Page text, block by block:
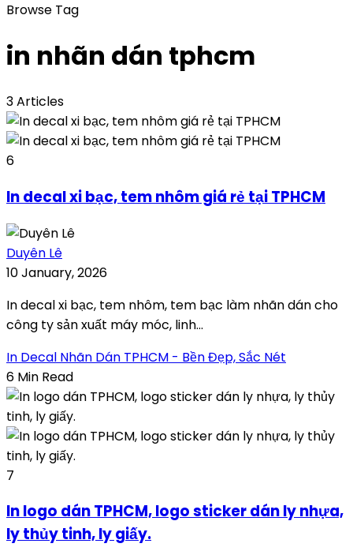
Browse Tag
in nhãn dán tphcm
3 Articles
6
In decal xi bạc, tem nhôm giá rẻ tại TPHCM
Duyên Lê
10 January, 2026
In decal xi bạc, tem nhôm, tem bạc làm nhãn dán cho
công ty sản xuất máy móc, linh...
In Decal Nhãn Dán TPHCM - Bền Đẹp, Sắc Nét
6 Min Read
7
In logo dán TPHCM, logo sticker dán ly nhựa,
ly thủy tinh, ly giấy.